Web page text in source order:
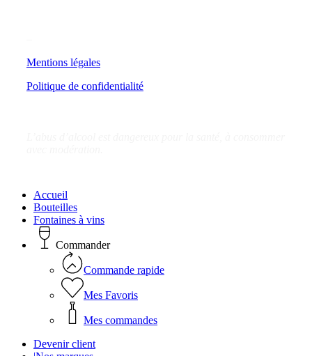
Mentions légales
Politique de confidentialité
Close
Menu
Accueil
Bouteilles
Fontaines à vins
Commander
Commande rapide
Mes Favoris
Mes commandes
Devenir client